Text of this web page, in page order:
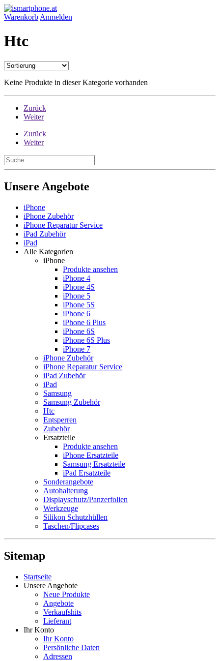
Warenkorb Anmelden
Htc
Keine Produkte in dieser Kategorie vorhanden
Zurück
Weiter
Zurück
Weiter
Unsere Angebote
iPhone
iPhone Zubehör
iPhone Reparatur Service
iPad Zubehör
iPad
Alle Kategorien
iPhone
Produkte ansehen
iPhone 4
iPhone 4S
iPhone 5
iPhone 5S
iPhone 6
iPhone 6 Plus
iPhone 6S
iPhone 6S Plus
iPhone 7
iPhone Zubehör
iPhone Reparatur Service
iPad Zubehör
iPad
Samsung
Samsung Zubehör
Htc
Entsperren
Zubehör
Ersatzteile
Produkte ansehen
iPhone Ersatzteile
Samsung Ersatzteile
iPad Ersatzteile
Sonderangebote
Autohalterung
Displayschutz/Panzerfolien
Werkzeuge
Silikon Schutzhüllen
Taschen/Flipcases
Sitemap
Startseite
Unsere Angebote
Neue Produkte
Angebote
Verkaufshits
Lieferant
Ihr Konto
Ihr Konto
Persönliche Daten
Adressen